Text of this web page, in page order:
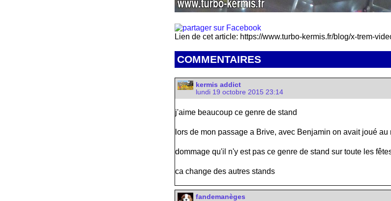
Lien de cet article: https://www.turbo-kermis.fr/blog/x-trem-
COMMENTAIRES
kermis addict
lundi 19 octobre 2015 23:14
j'aime beaucoup ce genre de stand
lors de mon passage a Brive, avec Benjamin on avait joué
dommage qu'il n'y est pas ce genre de stand sur toute les
ca change des autres stands
fandemanèges